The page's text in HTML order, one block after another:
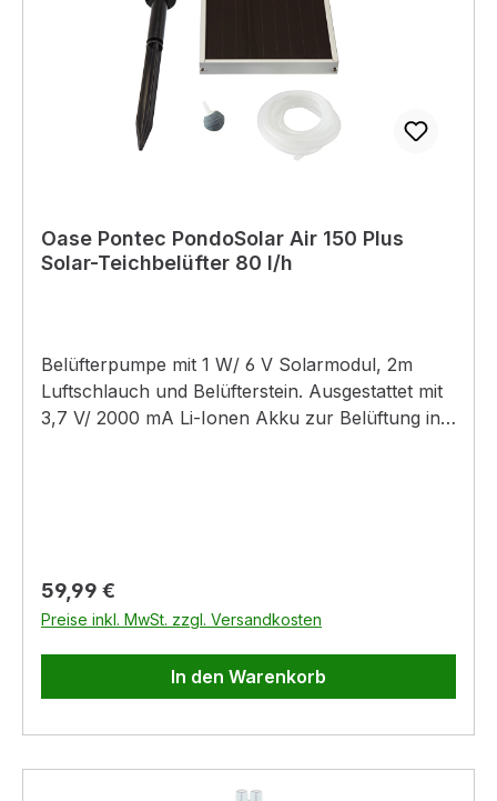
Oase Pontec PondoSolar Air 150 Plus
Solar-Teichbelüfter 80 l/h
Belüfterpumpe mit 1 W/ 6 V Solarmodul, 2m
Luftschlauch und Belüfterstein. Ausgestattet mit
3,7 V/ 2000 mA Li-Ionen Akku zur Belüftung in
Regulärer Preis:
59,99 €
Preise inkl. MwSt. zzgl. Versandkosten
In den Warenkorb